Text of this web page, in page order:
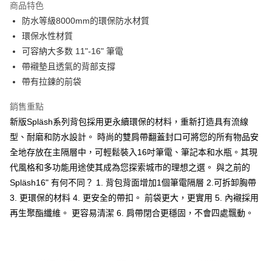
合作金庫商業銀行
華南商業銀行
彰化商業銀行
上海商業儲蓄銀行
國泰世華商業銀行
臺灣中小企業銀行
匯豐（台灣）商業銀行
聯邦商業銀行
元大商業銀行
台新國際商業銀行
中國信託商業銀行
台灣樂天信用卡公司
6 期 0 利率 每期
華南商業銀行
上海商業儲蓄銀行
國泰世華商業銀行
臺灣中小企業銀行
聯邦商業銀行
元大商業銀行
永豐商業銀行
玉山商業銀行
星展（台灣）商業銀行
台灣樂天信用卡公司
LINE Pay
Apple Pay
ATM付款
運送方式
黑貓宅急便
每筆NT$120，滿NT$1,000(含以上)免運費
黑貓宅配(離島)
每筆NT$250，滿NT$2,000(含以上)免運費
商品特色
防水等級8000mm的環保防水材質
環保水性材質
可容納大多数 11"-16" 筆電
帶襯墊且透氣的背部支撐
帶有拉鍊的前袋
銷售重點
新版Spläsh系列背包採用更永續環保的材料，重新打造具有流線
型、耐磨和防水設計。 時尚的雙肩帶翻蓋封口可將您的所有物品安
全地存放在主隔層中，可輕鬆裝入16吋筆電、筆記本和水瓶。其現
代風格和多功能用途使其成為您探索城市的理想之選。 與之前的
Spläsh16" 有何不同？ 1. 背包背面增加1個筆電隔層 2.可拆卸胸帶
3. 更環保的材料 4. 更安全的帶扣。 前袋更大，更實用 5. 內襯採用
再生聚酯纖維。 更容易清潔 6. 肩帶閉合更穩固，不會四處飄動。